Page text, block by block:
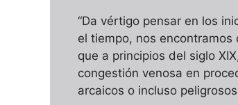
“Da vértigo pensar en los
el tiempo, nos
que a principios del siglo
congestión venosa en
arcaicos o incluso